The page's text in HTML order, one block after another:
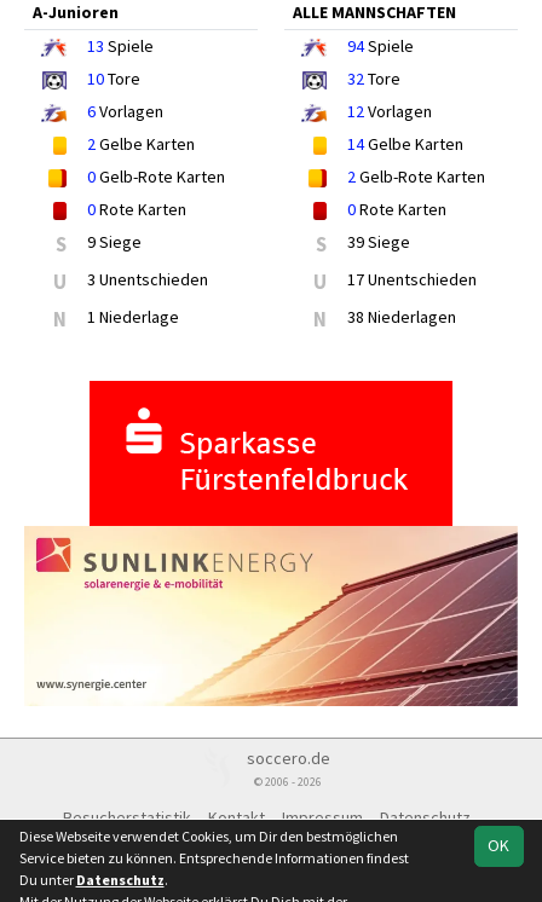
A-Junioren
13 Spiele
10Tore
6Vorlagen
2Gelbe Karten
0Gelb-Rote Karten
0Rote Karten
S 9 Siege
U 3 Unentschieden
N 1 Niederlage
ALLE MANNSCHAFTEN
94Spiele
32Tore
12Vorlagen
14Gelbe Karten
2Gelb-Rote Karten
0Rote Karten
S 39 Siege
U 17 Unentschieden
N 38 Niederlagen
soccero.de
© 2006 - 2026
Besucherstatistik Kontakt Impressum
Datenschutz
OK
Diese Webseite verwendet Cookies, um Dir den bestmöglichen
Service bieten zu können. Entsprechende Informationen findest
Du unter Datenschutz.